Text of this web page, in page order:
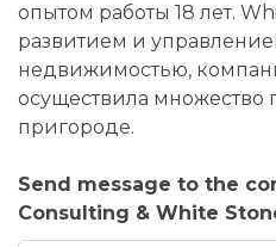
опытом работы 18 лет.
развитием и
недвижимостью,
осуществила множество
пригороде.
Send message to the
Consulting & White